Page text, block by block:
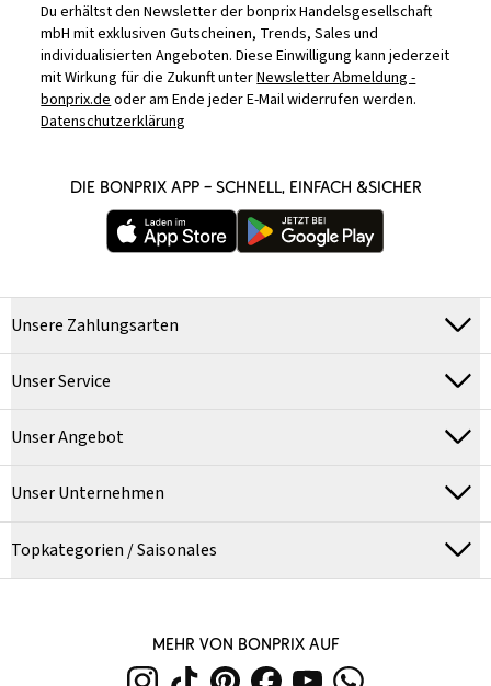
Du erhältst den Newsletter der bonprix Handelsgesellschaft
mbH mit exklusiven Gutscheinen, Trends, Sales und
individualisierten Angeboten. Diese Einwilligung kann jederzeit
mit Wirkung für die Zukunft unterNewsletter Abmeldung -
bonprix.deoder am Ende jeder E-Mail widerrufen werden.
Datenschutzerklärung
DIE BONPRIX APP – SCHNELL, EINFACH &SICHER
Unsere Zahlungsarten
Unser Service
Unser Angebot
Unser Unternehmen
Topkategorien / Saisonales
MEHR VON BONPRIX AUF